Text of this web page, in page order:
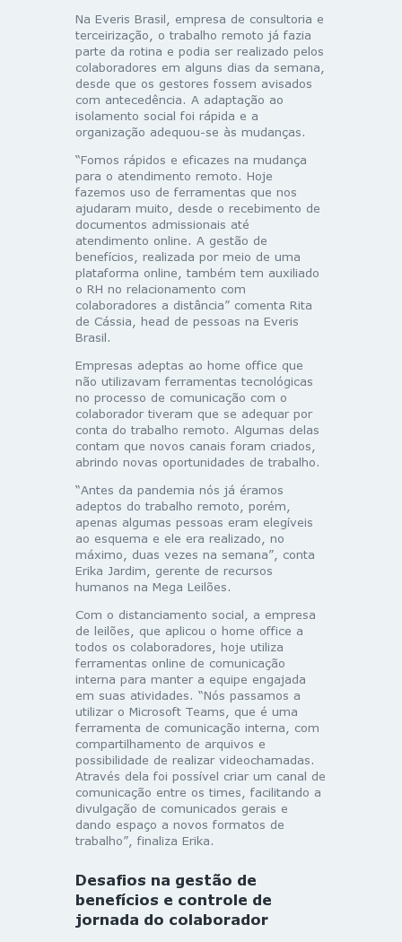
Na Everis Brasil, empresa de consultoria e
terceirização, o trabalho remoto já fazia
parte da rotina e podia ser realizado pelos
colaboradores em alguns dias da semana,
desde que os gestores fossem avisados
com antecedência. A adaptação ao
isolamento social foi rápida e a
organização adequou-se às mudanças.
“Fomos rápidos e eficazes na mudança
para o atendimento remoto. Hoje
fazemos uso de ferramentas que nos
ajudaram muito, desde o recebimento de
documentos admissionais até
atendimento online. A gestão de
benefícios, realizada por meio de uma
plataforma online, também tem auxiliado
o RH no relacionamento com
colaboradores a distância” comenta Rita
de Cássia, head de pessoas na Everis
Brasil.
Empresas adeptas ao home office que
não utilizavam ferramentas tecnológicas
no processo de comunicação com o
colaborador tiveram que se adequar por
conta do trabalho remoto. Algumas delas
contam que novos canais foram criados,
abrindo novas oportunidades de trabalho.
“Antes da pandemia nós já éramos
adeptos do trabalho remoto, porém,
apenas algumas pessoas eram elegíveis
ao esquema e ele era realizado, no
máximo, duas vezes na semana”, conta
Erika Jardim, gerente de recursos
humanos na Mega Leilões.
Com o distanciamento social, a empresa
de leilões, que aplicou o home office a
todos os colaboradores, hoje utiliza
ferramentas online de comunicação
interna para manter a equipe engajada
em suas atividades. “Nós passamos a
utilizar o Microsoft Teams, que é uma
ferramenta de comunicação interna, com
compartilhamento de arquivos e
possibilidade de realizar videochamadas.
Através dela foi possível criar um canal de
comunicação entre os times, facilitando a
divulgação de comunicados gerais e
dando espaço a novos formatos de
trabalho”, finaliza Erika.
Desafios na gestão de
benefícios e controle de
jornada do colaborador